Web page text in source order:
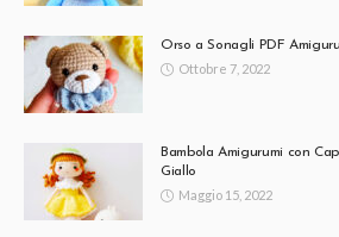
Orso a Sonagli PDF
Ottobre 7, 2022
Bambola Amigurumi con
Giallo
Maggio 15, 2022